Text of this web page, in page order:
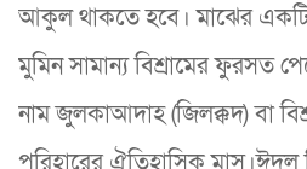
আকুল থাকতে হবে। মাঝের
মুমিন সামান্য বিশ্রামের ফুরসত
নাম জুলকাআদাহ (জিলক্কদ) বা
পরিহারের ঐতিহাসিক